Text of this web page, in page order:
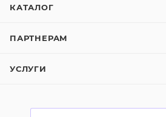
КАТАЛОГ
ПАРТНЕРАМ
УСЛУГИ